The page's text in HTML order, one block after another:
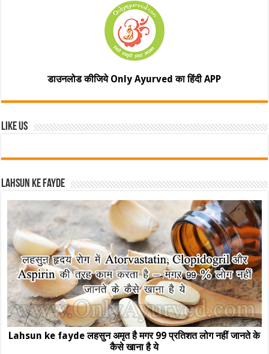
डाउनलोड कीजिये Only Ayurved का हिंदी APP
Like Us
Lahsun ke fayde
Lahsun ke fayde लहसुन अमृत है मगर 99 प्रतिशत लोग नहीं जानते के
कैसे खाना है ये